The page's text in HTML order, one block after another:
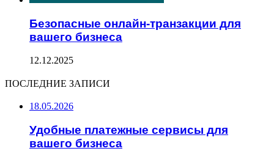
Безопасные онлайн-транзакции для
вашего бизнеса
12.12.2025
ПОСЛЕДНИЕ ЗАПИСИ
18.05.2026
Удобные платежные сервисы для
вашего бизнеса